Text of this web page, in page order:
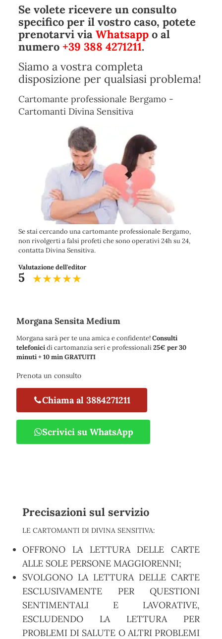
Se volete ricevere un consulto
specifico per il vostro caso, potete
prenotarvi via Whatsappo al
numero +39 388 4271211.
Siamo a vostra completa
disposizione per qualsiasi problema!
Cartomante professionale Bergamo -
Cartomanti Divina Sensitiva
Se stai cercando una cartomante professionale Bergamo,
non rivolgerti a falsi profeti che sono operativi 24h su 24,
contatta Divina Sensitiva.
Valutazione dell'editor
5
Morgana Sensita Medium
Morgana sarà per te una amica e confidente!Consulti
telefonicidi cartomanzia seri e professionali25€ per 30
minuti + 10 min GRATUITI
Prenota un consulto
Chiama al 3884271211
Scrivici su WhatsApp
Precisazioni sul servizio
LE CARTOMANTI DI DIVINA SENSITIVA:
OFFRONO LA LETTURA DELLE CARTE
ALLE SOLE PERSONE MAGGIORENNI;
SVOLGONO LA LETTURA DELLE CARTE
ESCLUSIVAMENTE PER QUESTIONI
SENTIMENTALI E LAVORATIVE,
ESCLUDENDO LA LETTURA PER
PROBLEMI DI SALUTE O ALTRI PROBLEMI